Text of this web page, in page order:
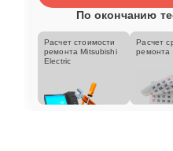
По окончанию
Расчет стоимости
ремонта Mitsubishi
Electric
Расчет
ремонта